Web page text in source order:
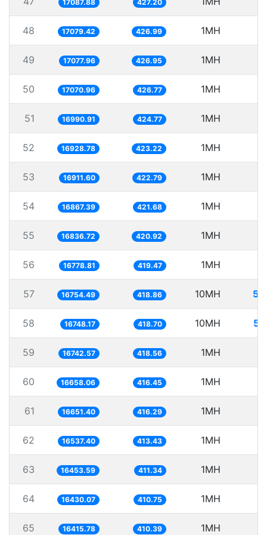
17087.88 427.20
48 17079.42 426.99 1MH
49 17077.96 426.95 1MH
50 17070.96 426.77 1MH
51 16990.91 424.77 1MH
52 16928.78 423.22 1MH
53 16911.60 422.79 1MH
54 16867.39 421.68 1MH
55 16836.72 420.92 1MH
56 16778.81 419.47 1MH
57 16754.49 418.86 10MH
58 16748.17 418.70 10MH
59 16742.57 418.56 1MH
60 16658.06 416.45 1MH
61 16651.40 416.29 1MH
62 16537.40 413.43 1MH
63 16453.59 411.34 1MH
64 16430.07 410.75 1MH
65 16415.78 410.39 1MH